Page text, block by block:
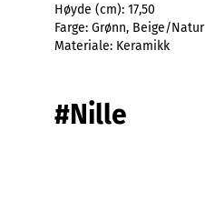
Høyde (cm): 17,50
Farge: Grønn, Beige/Natur
Materiale: Keramikk
#Nille